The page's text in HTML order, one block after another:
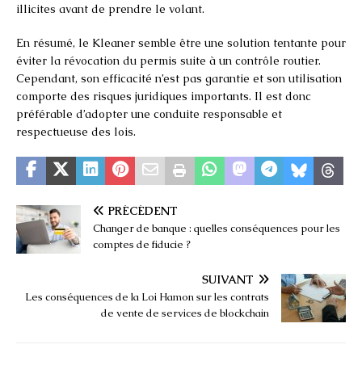
illicites avant de prendre le volant.
En résumé, le Kleaner semble être une solution tentante pour
éviter la révocation du permis suite à un contrôle routier.
Cependant, son efficacité n’est pas garantie et son utilisation
comporte des risques juridiques importants. Il est donc
préférable d’adopter une conduite responsable et
respectueuse des lois.
PRÉCÉDENT
Changer de banque : quelles conséquences pour les
comptes de fiducie ?
SUIVANT
Les conséquences de la Loi Hamon sur les contrats
de vente de services de blockchain